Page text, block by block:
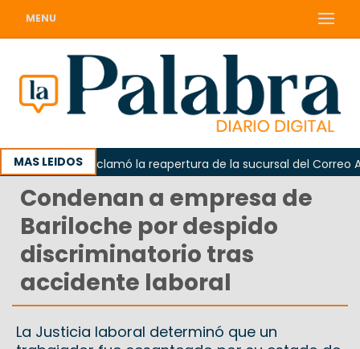
MENU
MAS LEIDOS
Odarda reclamó la reapertura de la sucursal del Correo
Condenan a empresa de
Bariloche por despido
discriminatorio tras
accidente laboral
La Justicia laboral determinó que un